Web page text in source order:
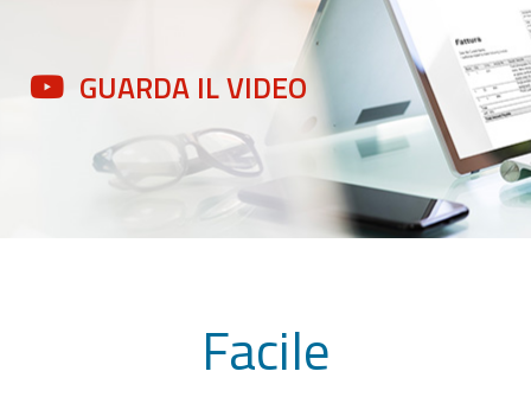
GUARDA IL VIDEO
Facile